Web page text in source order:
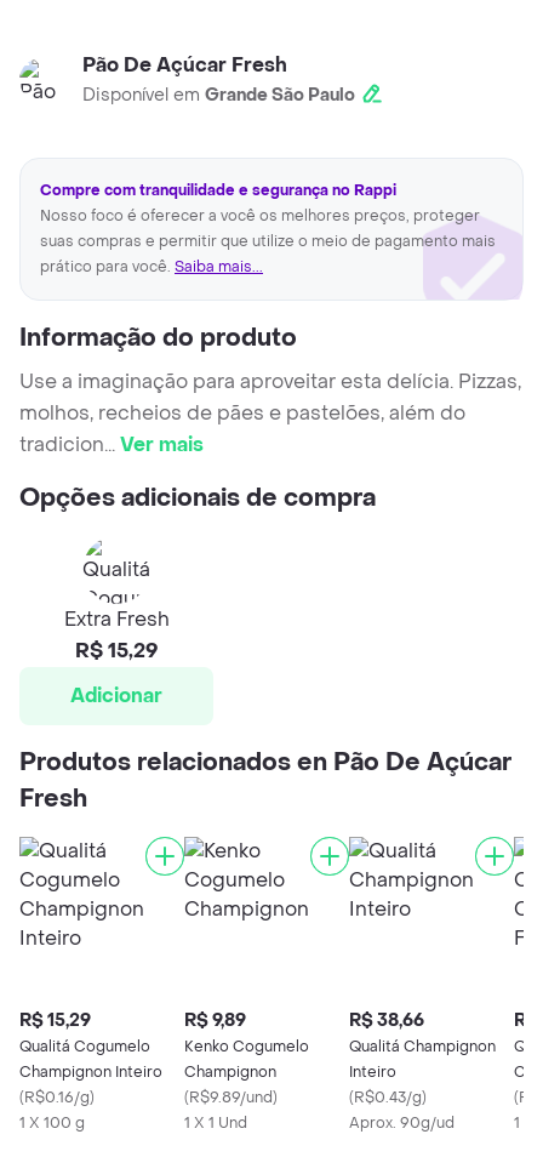
Pão De Açúcar Fresh
Disponível em Grande São Paulo
Compre com tranquilidade e segurança no Rappi
Nosso foco é oferecer a você os melhores preços, proteger
suas compras e permitir que utilize o meio de pagamento mais
prático para você. Saiba mais...
Informação do produto
Use a imaginação para aproveitar esta delícia. Pizzas,
molhos, recheios de pães e pastelões, além do
tradicion...Ver mais
Opções adicionais de compra
Extra Fresh
R$ 15,29
Adicionar
Produtos relacionados en Pão De Açúcar
Fresh
R$ 15,29
Qualitá Cogumelo
Champignon Inteiro
(R$0.16/g)
1 X 100 g
R$ 9,89
Kenko Cogumelo
Champignon
(R$9.89/und)
1 X 1 Und
R$ 38,66
Qualitá Champignon
Inteiro
(R$0.43/g)
Aprox. 90g/ud
R$
(
1 X